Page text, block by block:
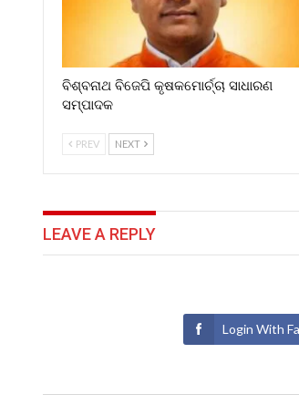
ବିଶ୍ବନାଥ ବିଜେପି କୃଷକମୋର୍ଚ୍ଚା ସାଧାରଣ
ସମ୍ପାଦକ
PREV NEXT
LEAVE A REPLY
Login With